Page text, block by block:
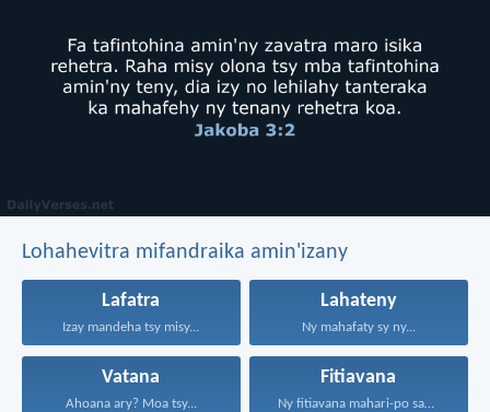
Lohahevitra mifandraika amin'izany
Lafatra
Izay mandeha tsy misy...
Lahateny
Ny mahafaty sy ny...
Vatana
Ahoana ary? Moa tsy...
Fitiavana
Ny fitiavana mahari-po sady...